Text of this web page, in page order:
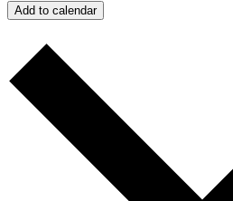
Add to calendar